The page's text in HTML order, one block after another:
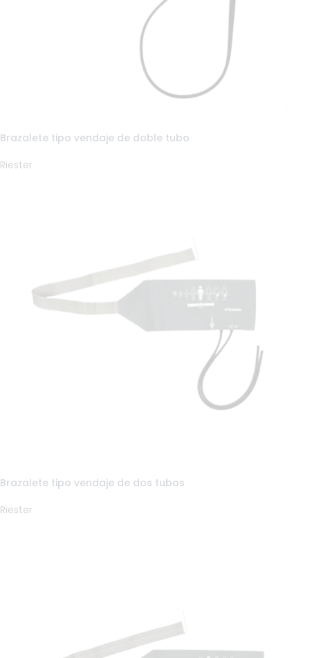
Brazalete tipo vendaje de doble tubo
Riester
Brazalete tipo vendaje de dos tubos
Riester